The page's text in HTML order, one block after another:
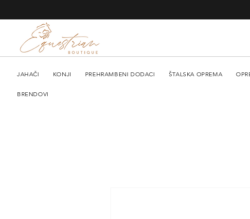
JAHAČI KONJI PREHRAMBENI DODACI ŠTALSKA OPREMA
BRENDOVI